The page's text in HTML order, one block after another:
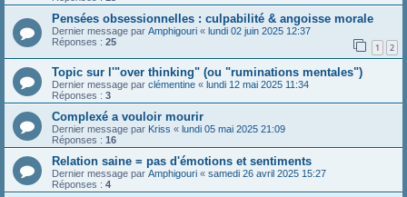
Pensées obsessionnelles : culpabilité & angoisse morale
Dernier message par Amphigouri « lundi 02 juin 2025 12:37
Réponses : 25 1 2
Topic sur l'"over thinking" (ou "ruminations mentales")
Dernier message par clémentine « lundi 12 mai 2025 11:34
Réponses : 3
Complexé a vouloir mourir
Dernier message par Kriss « lundi 05 mai 2025 21:09
Réponses : 16
Relation saine = pas d'émotions et sentiments
Dernier message par Amphigouri « samedi 26 avril 2025 15:27
Réponses : 4